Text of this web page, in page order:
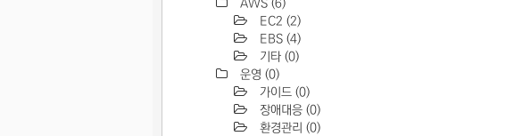
AWS (6)
EC2 (2)
EBS (4)
기타 (0)
운영 (0)
가이드 (0)
장애대응 (0)
환경관리 (0)